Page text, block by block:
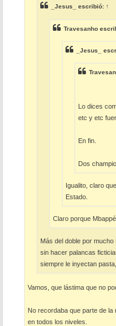
e
_Jesus_ escribió: ↑
Travesanho
_Jesus_
Lo dices
etc y etc
En fin.
Dos
Igualito, claro
Estado.
Claro porque
Más del doble por
sin hacer palancas
siempre le inyectan
Vamos, que lástima que no
No recordaba que parte de
en todos los niveles.